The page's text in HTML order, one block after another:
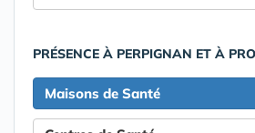
PRÉSENCE À PERPIGNAN ET À
Maisons de Santé